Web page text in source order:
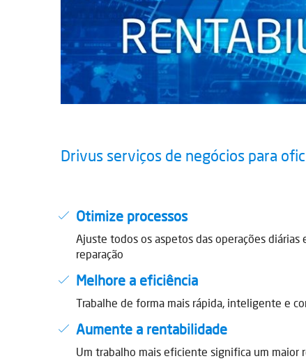
Drivus serviços de negócios para
Otimize processos
Ajuste todos os aspetos das operações diárias
reparação
Melhore a eficiência
Trabalhe de forma mais rápida, inteligente e
Aumente a rentabilidade
Um trabalho mais eficiente significa um maior